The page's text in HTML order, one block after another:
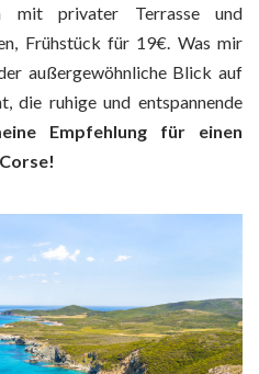
mit privater Terrasse und
Frühstück für 19€. Was mir
außergewöhnliche Blick auf
die ruhige und entspannende
Empfehlung für einen